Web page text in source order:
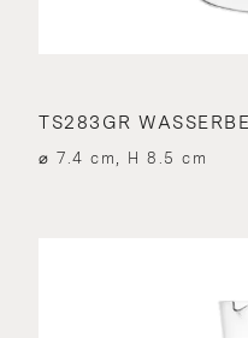
TS283GR
⌀ 7.4 cm, H 8.5 cm